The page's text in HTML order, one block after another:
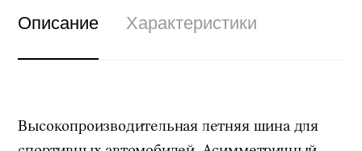
Описание Характеристики
Высокопроизводительная летняя шина для